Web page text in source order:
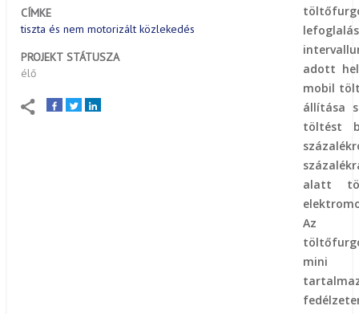
CÍMKE
tiszta és nem motorizált közlekedés
PROJEKT STÁTUSZA
élő
adott
mobil
állítása
töltést
alatt
Az
mini